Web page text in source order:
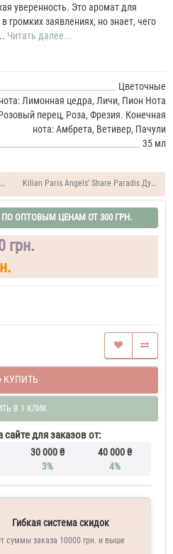
уверенность. Это аромат для
заявлениях, но знает, чего
Читать далее...
Цветочные
Лимонная цедра, Личи, Пион Нота
перец, Роза, Фрезия. Конечная
нота: Амбрета, Ветивер, Пачули
35 мл
Clive Christian Jump up and Kiss Me Ecstatic Духи женские 35 мл
Kilian Paris Angels’ Share Paradis Духи
ОПТОВЫМ ЦЕНАМ ОТ 300 ГРН.
грн.
КУПИТЬ
В 1 КЛИК
для заказов от:
30 000 ₴
3%
40 000 ₴
4%
Гибкая система скидок
суммы заказа 10000 грн. и выше